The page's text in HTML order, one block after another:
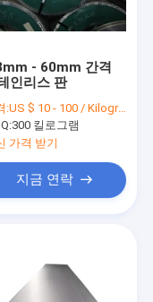
- 60mm 간격
인리스 판
:US $ 10 - 100 / Kilogram
300 킬로그램
가격 받기
지금 연락